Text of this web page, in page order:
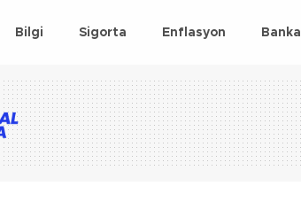
Bilgi Sigorta Enflasyon Banka